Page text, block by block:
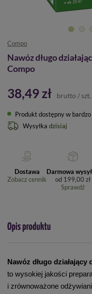
Compo
Nawóz długo
Compo
38,49 zł brutto / szt.
Produkt dostępny w
Wysyłka dzisiaj
Dostawa
Zobacz cennik
Darmowa
od 199,00 zł
Sprawdź
Opis produktu
Nawóz długo
to wysokiej jakości
i zrównoważone